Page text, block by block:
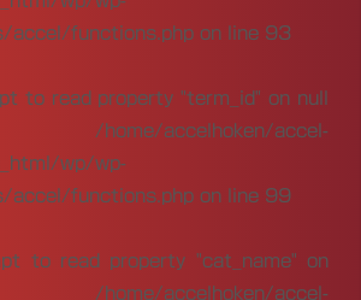
accel/functions.php on line 93
to read property "term_id" on null
/home/accelhoken/accel-
wp/wp-
accel/functions.php on line 99
to read property "cat_name" on
in /home/accelhoken/accel-